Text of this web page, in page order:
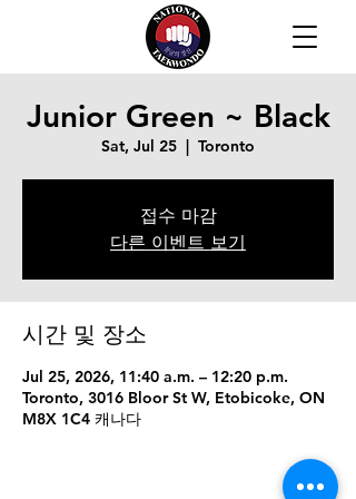
Junior Green ~ Black
Sat, Jul 25
  |
Toronto
접수 마감
다른 이벤트 보기
시간 및 장소
Jul 25, 2026, 11:40 a.m. – 12:20 p.m.
Toronto, 3016 Bloor St W, Etobicoke, ON
M8X 1C4 캐나다